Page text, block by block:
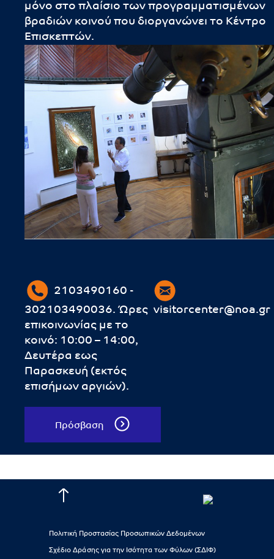
μόνο στο πλαίσιο των προγραμματισμένων
βραδιών κοινού που διοργανώνει το Κέντρο
Επισκεπτών.
2103490160 -
302103490036. Ώρες
επικοινωνίας με το
κοινό: 10:00 – 14:00,
Δευτέρα εως
Παρασκευή (εκτός
επισήμων αργιών).
visitorcenter@noa.gr
Πρόσβαση
Πολιτική Προστασίας Προσωπικών Δεδομένων
Σχέδιο Δράσης για την Ισότητα των Φύλων (ΣΔΙΦ)